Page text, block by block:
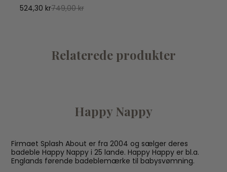
524,30 kr749,00 kr
Relaterede produkter
Happy Nappy
Firmaet Splash About er fra 2004 og sælger deres
badeble Happy Nappy i 25 lande. Happy Happy er bl.a.
Englands førende badeblemærke til babysvømning.